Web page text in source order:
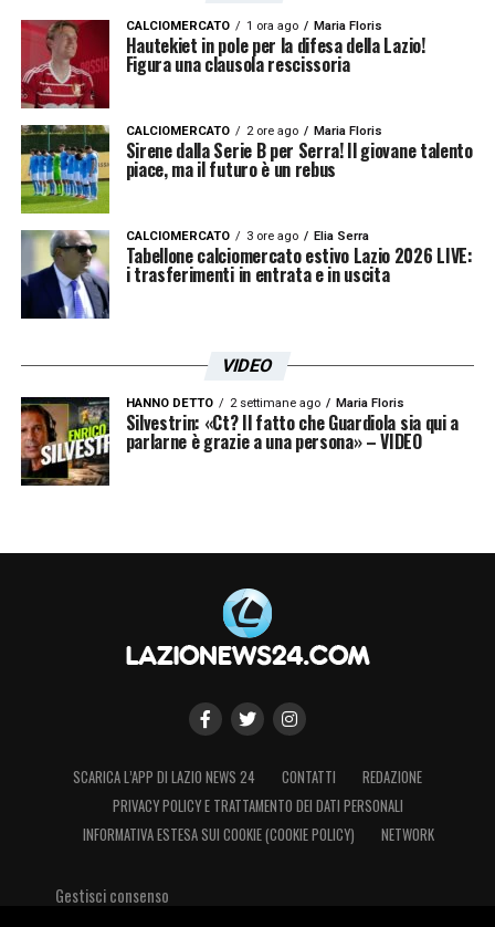
CALCIOMERCATO 1 ora ago Maria Floris
Hautekiet in pole per la difesa della Lazio!
Figura una clausola rescissoria
CALCIOMERCATO 2 ore ago Maria Floris
Sirene dalla Serie B per Serra! Il giovane talento
piace, ma il futuro è un rebus
CALCIOMERCATO 3 ore ago Elia Serra
Tabellone calciomercato estivo Lazio 2026 LIVE:
i trasferimenti in entrata e in uscita
VIDEO
HANNO DETTO 2 settimane ago Maria Floris
Silvestrin: «Ct? Il fatto che Guardiola sia qui a
parlarne è grazie a una persona» – VIDEO
SCARICA L’APP DI LAZIO NEWS 24 CONTATTI
REDAZIONE
PRIVACY POLICY E TRATTAMENTO DEI DATI PERSONALI
INFORMATIVA ESTESA SUI COOKIE (COOKIE POLICY)
NETWORK
Gestisci consenso